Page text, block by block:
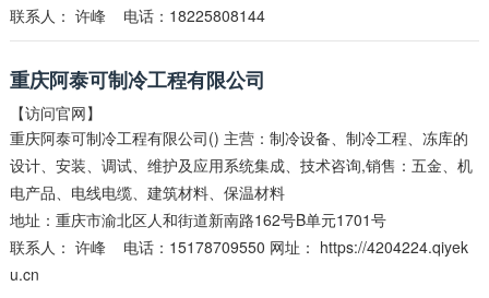
联系人： 许峰电话：18225808144
重庆阿泰可制冷工程有限公司
【访问官网】
重庆阿泰可制冷工程有限公司() 主营：制冷设备、制冷工程、冻库的
设计、安装、调试、维护及应用系统集成、技术咨询,销售：五金、机
电产品、电线电缆、建筑材料、保温材料
地址：重庆市渝北区人和街道新南路162号B单元1701号
联系人： 许峰电话：15178709550 网址： https://4204224.qiyek
u.cn